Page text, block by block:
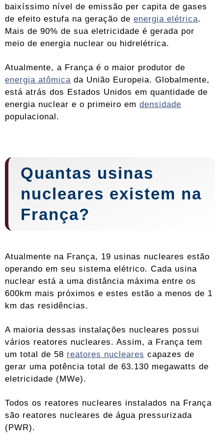
baixíssimo nível de emissão per capita de gases
de efeito estufa na geração de energia elétrica.
Mais de 90% de sua eletricidade é gerada por
meio de energia nuclear ou hidrelétrica.
Atualmente, a França é o maior produtor de
energia atômica da União Europeia. Globalmente,
está atrás dos Estados Unidos em quantidade de
energia nuclear e o primeiro em densidade
populacional.
Quantas usinas
nucleares existem na
França?
Atualmente na França, 19 usinas nucleares estão
operando em seu sistema elétrico. Cada usina
nuclear está a uma distância máxima entre os
600km mais próximos e estes estão a menos de 1
km das residências.
A maioria dessas instalações nucleares possui
vários reatores nucleares. Assim, a França tem
um total de 58 reatores nucleares capazes de
gerar uma potência total de 63.130 megawatts de
eletricidade (MWe).
Todos os reatores nucleares instalados na França
são reatores nucleares de água pressurizada
(PWR).